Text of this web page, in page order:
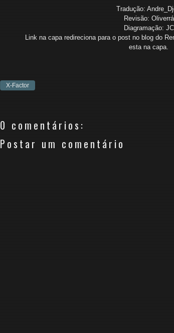
Tradução:
Revisão: Oliverrá
Diagramação: JC
Link na capa redireciona para o post no blog do
esta na capa.
X-Factor
0 comentários:
Postar um comentário